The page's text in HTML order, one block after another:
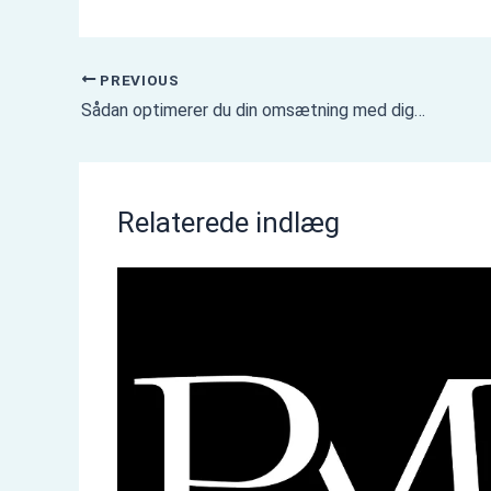
PREVIOUS
Sådan optimerer du din omsætning med digital handel
Relaterede indlæg